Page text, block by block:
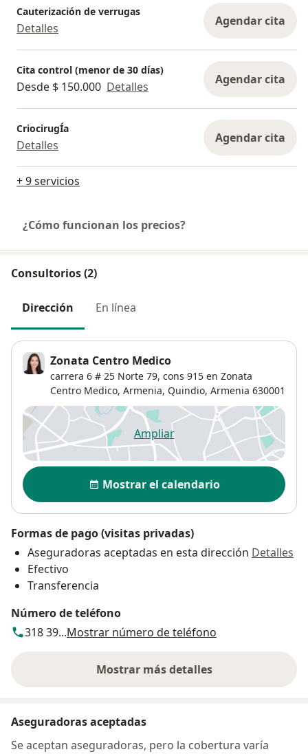
Cauterización de verrugas
Detalles Agendar cita
Cita control (menor de 30 días)
Desde $ 150.000 Detalles Agendar cita
CriocirugÍa
Detalles Agendar cita
+ 9 servicios
¿Cómo funcionan los precios?
Consultorios (2)
Dirección En línea
Zonata Centro Medico
carrera 6 # 25 Norte 79, cons 915 en Zonata
Centro Medico, Armenia, Quindio, Armenia 630001
Ampliarse abre en una nueva
Disponibilidad
Mostrar el calendario
Formas de pago (visitas privadas)
Aseguradoras aceptadas en esta dirección Detalles
Efectivo
Transferencia
Número de teléfono
318 39...Mostrar número de teléfono
Mostrar más detalles
sobre la dirección
Aseguradoras aceptadas
Se aceptan aseguradoras, pero la cobertura varía